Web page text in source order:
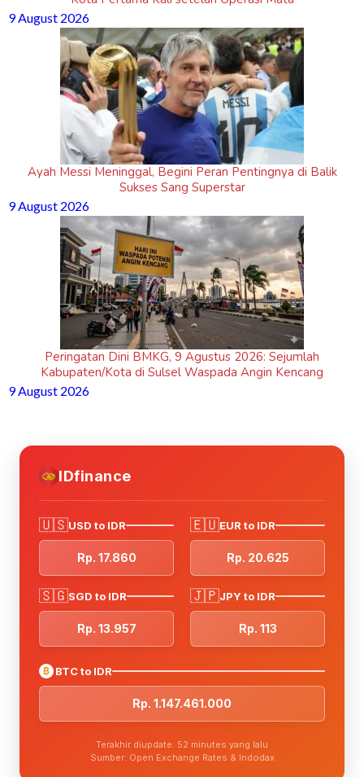
9 August 2026
Ayah Messi Meninggal, Begini Peran Pentingnya di Balik
Sukses Sang Superstar
9 August 2026
Peringatan Dini BMKG, 9 Agustus 2026: Sejumlah
Kabupaten/Kota di Sulsel Waspada Angin Kencang
9 August 2026
IDfinance
🇺🇸USD to IDR
Rp. 17.860
🇪🇺EUR to IDR
Rp. 20.625
🇸🇬SGD to IDR
Rp. 13.957
🇯🇵JPY to IDR
Rp. 113
₿ BTC to IDR
Rp. 1.147.461.000
Terakhir diupdate: 52 minutes yang lalu
Sumber: Open Exchange Rates & Indodax